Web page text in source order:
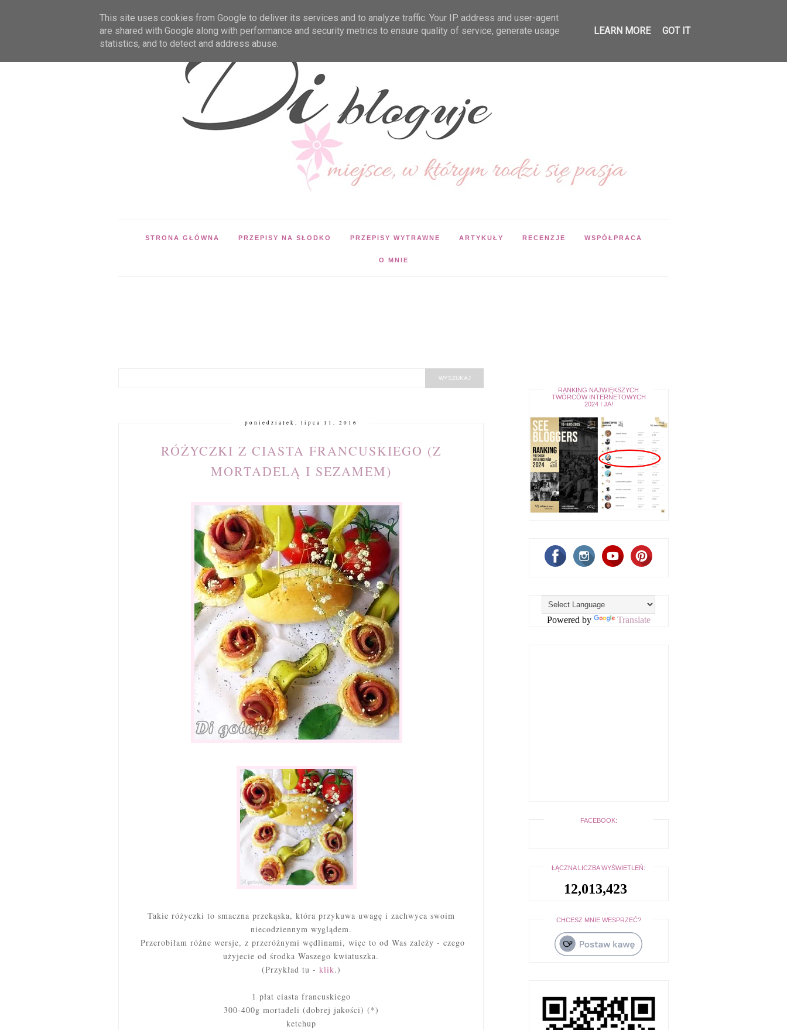
STRONA GŁÓWNA PRZEPISY NA SŁODKO PRZEPISY WYTRAWNE ARTYKUŁY RECENZJE WSPÓŁPRACA
O MNIE
poniedziałek, lipca 11, 2016
RÓŻYCZKI Z CIASTA FRANCUSKIEGO (Z
MORTADELĄ I SEZAMEM)
Takie różyczki to smaczna przekąska, która przykuwa uwagę i zachwyca swoim
niecodziennym wyglądem.
Przerobiłam różne wersje, z przeróżnymi wędlinami, więc to od Was zależy - czego
użyjecie od środka Waszego kwiatuszka.
(Przykład tu - klik.)
1 płat ciasta francuskiego
300-400g mortadeli (dobrej jakości) (*)
ketchup
RANKING NAJWIĘKSZYCH
TWÓRCÓW INTERNETOWYCH
2024 I JA!
Powered by Translate
FACEBOOK:
ŁĄCZNA LICZBA WYŚWIETLEŃ:
12,013,423
CHCESZ MNIE WESPRZEĆ?
This site uses cookies from Google to deliver its services and to analyze traffic. Your IP address and user-agent
are shared with Google along with performance and security metrics to ensure quality of service, generate usage
statistics, and to detect and address abuse.
LEARN MORE GOT IT